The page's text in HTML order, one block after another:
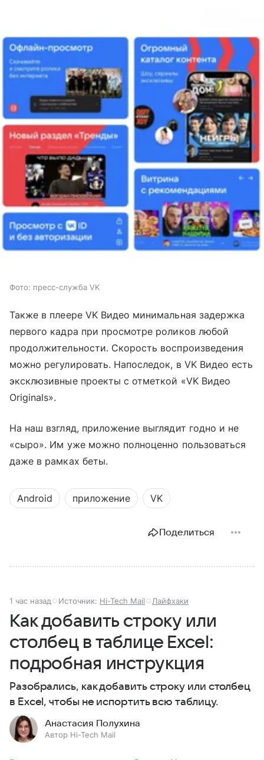
Фото: пресс-служба VK
Также в плеере VK Видео минимальная задержка
первого кадра при просмотре роликов любой
продолжительности. Скорость воспроизведения
можно регулировать. Напоследок, в VK Видео есть
эксклюзивные проекты с отметкой «VK Видео
Originals».
На наш взгляд, приложение выглядит годно и не
«сыро». Им уже можно полноценно пользоваться
даже в рамках беты.
Android приложение VK
Поделиться
1 час назад Источник: Hi-Tech Mail Лайфхаки
Как добавить строку или
столбец в таблице Excel:
подробная инструкция
Разобрались, как добавить строку или столбец
в Excel, чтобы не испортить всю таблицу.
Анастасия Полухина
Автор Hi-Tech Mail